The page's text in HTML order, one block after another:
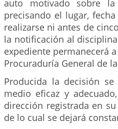
auto motivado sobre
precisando el lugar,
realizarse ni antes de
la notificación al
expediente permanecerá
Procuraduría General de
Producida la decisión
medio eficaz y
dirección registrada en
de lo cual se dejará